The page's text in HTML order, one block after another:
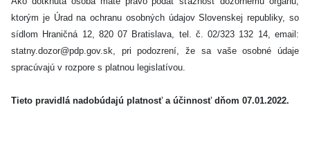
ktorým je Úrad na ochranu osobných údajov Slovenskej republiky, so
sídlom Hraničná 12, 820 07 Bratislava, tel. č. 02/323 132 14, email:
statny.dozor@pdp.gov.sk, pri podozrení, že sa vaše osobné údaje
spracúvajú v rozpore s platnou legislatívou.
Tieto pravidlá nadobúdajú platnosť a účinnosť dňom 07.01.2022.